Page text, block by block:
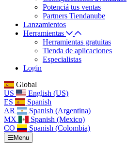
Potenciá tus ventas
Partners Tiendanube
Lanzamientos
Herramientas
Herramientas gratuitas
Tienda de aplicaciones
Especialistas
Login
Global
US
English (US)
ES
Spanish
AR
Spanish (Argentina)
MX
Spanish (Mexico)
CO
Spanish (Colombia)
Menu